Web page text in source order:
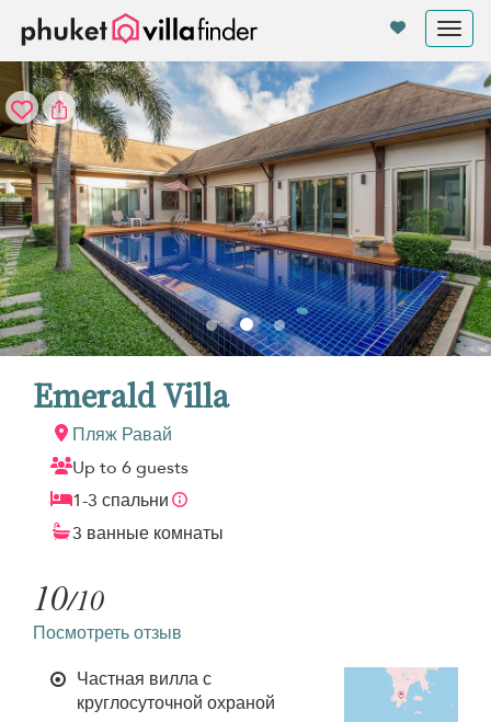
Emerald Villa
Пляж Равай
Up to 6 guests
1-3 спальни
3 ванные комнаты
10/10
Посмотреть отзыв
Частная вилла с
круглосуточной охраной
Панель управления cookies